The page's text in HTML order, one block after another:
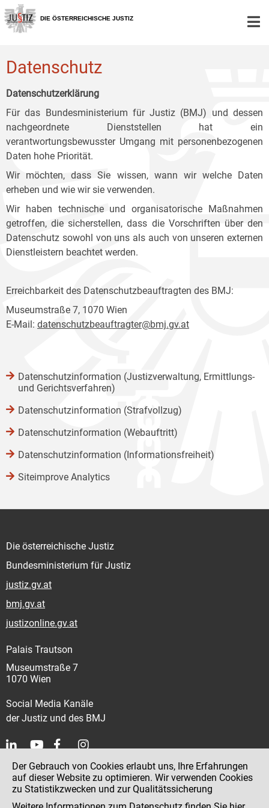
Zur
Hauptnavigation
[1]
Zum
Inhalt
[2]
Zum
Untermenü
[3]
DIE ÖSTERREICHISCHE JUSTIZ
Datenschutz
Datenschutzerklärung
Für das Bundesministerium für Justiz (BMJ) und dessen
nachgeordnete Dienststellen hat ein
verantwortungsbewusster Umgang mit personenbezogenen
Daten hohe Priorität.
Wir möchten, dass Sie wissen, wann wir welche Daten
erheben und wie wir sie verwenden.
Wir haben technische und organisatorische Maßnahmen
getroffen, die sicherstellen, dass die Vorschriften über den
Datenschutz sowohl von uns als auch von unseren externen
Dienstleistern beachtet werden.
Erreichbarkeit des Datenschutzbeauftragten des BMJ:
Museumstraße 7, 1070 Wien
E-Mail: datenschutzbeauftragter@bmj.gv.at
Datenschutzinformation (Justizverwaltung, Ermittlungs-
und Gerichtsverfahren)
Datenschutzinformation (Strafvollzug)
Datenschutzinformation (Webauftritt)
Datenschutzinformation (Informationsfreiheit)
Siteimprove Analytics
Die österreichische Justiz
Bundesministerium für Justiz
justiz.gv.at
bmj.gv.at
justizonline.gv.at
Palais Trautson
Museumstraße 7
1070 Wien
Social Media Kanäle
der Justiz und des BMJ
Kontakt
Impressum
Der Gebrauch von Cookies erlaubt uns, Ihre Erfahrungen
auf dieser Website zu optimieren. Wir verwenden Cookies
zu Statistikzwecken und zur Qualitätssicherung